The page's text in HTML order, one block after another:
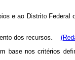
e ao Distrito Federal
dos recursos.
base nos critérios